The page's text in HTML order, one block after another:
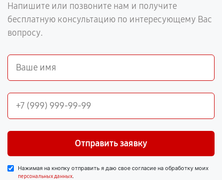
Напишите или позвоните нам и получите
бесплатную консультацию по интересующему Вас
вопросу.
Отправить заявку
Нажимая на кнопку отправить я даю свое согласие на обработку моих
персональных данных.